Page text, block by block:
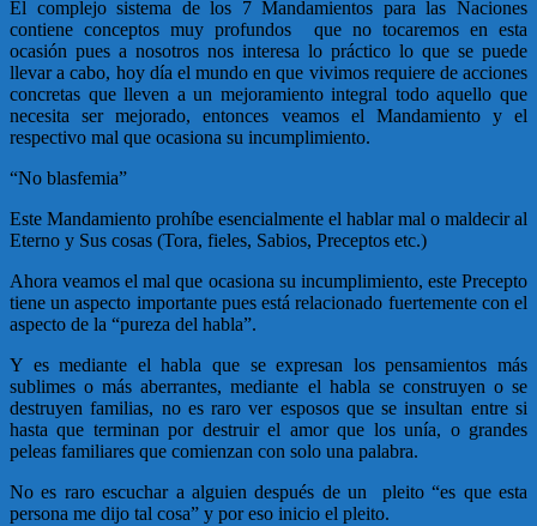
El complejo sistema de los 7 Mandamientos para las Naciones
contiene conceptos muy profundos que no tocaremos en esta
ocasión pues a nosotros nos interesa lo práctico lo que se puede
llevar a cabo, hoy día el mundo en que vivimos requiere de acciones
concretas que lleven a un mejoramiento integral todo aquello que
necesita ser mejorado, entonces veamos el Mandamiento y el
respectivo mal que ocasiona su incumplimiento.
“No blasfemia”
Este Mandamiento prohíbe esencialmente el hablar mal o maldecir al
Eterno y Sus cosas (Tora, fieles, Sabios, Preceptos etc.)
Ahora veamos el mal que ocasiona su incumplimiento, este Precepto
tiene un aspecto importante pues está relacionado fuertemente con el
aspecto de la “pureza del habla”.
Y es mediante el habla que se expresan los pensamientos más
sublimes o más aberrantes, mediante el habla se construyen o se
destruyen familias, no es raro ver esposos que se insultan entre si
hasta que terminan por destruir el amor que los unía, o grandes
peleas familiares que comienzan con solo una palabra.
No es raro escuchar a alguien después de un pleito “es que esta
persona me dijo tal cosa” y por eso inicio el pleito.